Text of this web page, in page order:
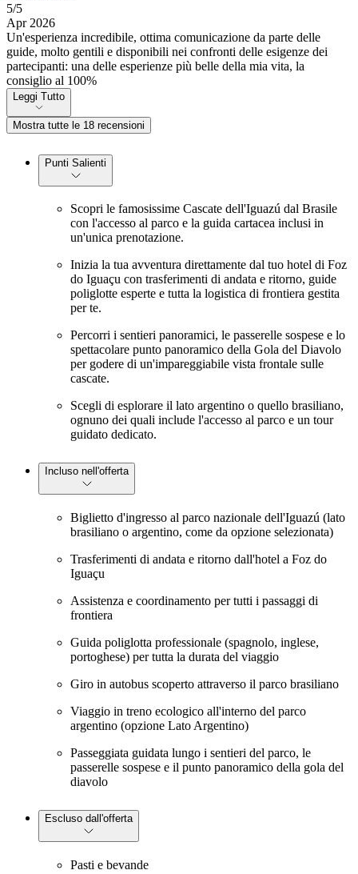
5/5
Apr 2026
Un'esperienza incredibile, ottima comunicazione da parte delle
guide, molto gentili e disponibili nei confronti delle esigenze dei
partecipanti: una delle esperienze più belle della mia vita, la
consiglio al 100%
Leggi Tutto
Mostra tutte le 18 recensioni
Punti Salienti
Scopri le famosissime Cascate dell'Iguazú dal Brasile
con l'accesso al parco e la guida cartacea inclusi in
un'unica prenotazione.
Inizia la tua avventura direttamente dal tuo hotel di Foz
do Iguaçu con trasferimenti di andata e ritorno, guide
poliglotte esperte e tutta la logistica di frontiera gestita
per te.
Percorri i sentieri panoramici, le passerelle sospese e lo
spettacolare punto panoramico della Gola del Diavolo
per godere di un'impareggiabile vista frontale sulle
cascate.
Scegli di esplorare il lato argentino o quello brasiliano,
ognuno dei quali include l'accesso al parco e un tour
guidato dedicato.
Incluso nell'offerta
Biglietto d'ingresso al parco nazionale dell'Iguazú (lato
brasiliano o argentino, come da opzione selezionata)
Trasferimenti di andata e ritorno dall'hotel a Foz do
Iguaçu
Assistenza e coordinamento per tutti i passaggi di
frontiera
Guida poliglotta professionale (spagnolo, inglese,
portoghese) per tutta la durata del viaggio
Giro in autobus scoperto attraverso il parco brasiliano
Viaggio in treno ecologico all'interno del parco
argentino (opzione Lato Argentino)
Passeggiata guidata lungo i sentieri del parco, le
passerelle sospese e il punto panoramico della gola del
diavolo
Escluso dall'offerta
Pasti e bevande